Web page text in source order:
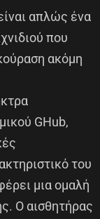
απλώς ένα
που
ακόμη
GHub,
του
μια ομαλή
Ο αισθητήρας